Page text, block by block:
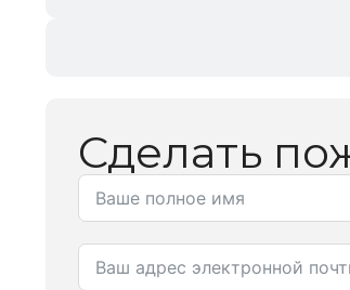
Сделать